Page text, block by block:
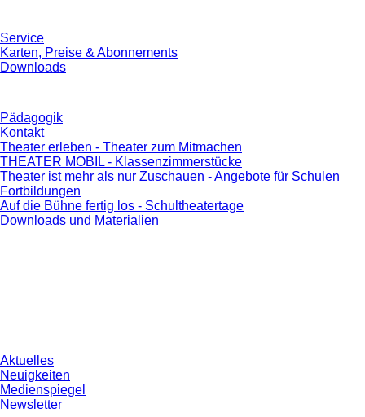
Service
Karten, Preise & Abonnements
Downloads
Pädagogik
Kontakt
Theater erleben - Theater zum Mitmachen
THEATER MOBIL - Klassenzimmerstücke
Theater ist mehr als nur Zuschauen - Angebote für Schulen
Fortbildungen
Auf die Bühne fertig los - Schultheatertage
Downloads und Materialien
Aktuelles
Neuigkeiten
Medienspiegel
Newsletter